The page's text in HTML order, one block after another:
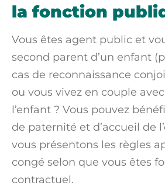
la fonction
Vous êtes agent public et
second parent d’un enfant
cas de reconnaissance
ou vous vivez en couple
l’enfant ? Vous pouvez
de paternité et d’accueil de
vous présentons les règles
congé selon que vous êtes
contractuel.